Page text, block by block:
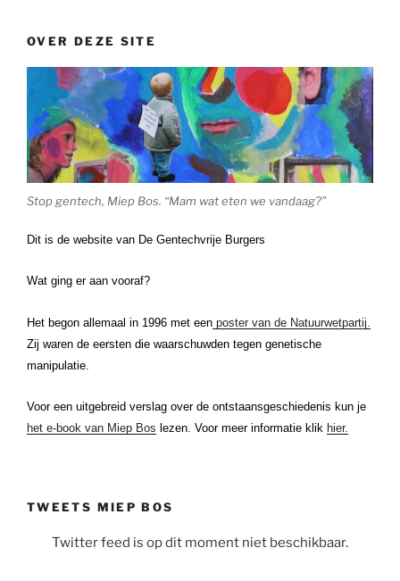
OVER DEZE SITE
Stop gentech, Miep Bos. “Mam wat eten we vandaag?”
Dit is de website van De Gentechvrije Burgers
Wat ging er aan vooraf?
Het begon allemaal in 1996 met een poster van de Natuurwetpartij.
Zij waren de eersten die waarschuwden tegen genetische
manipulatie.
Voor een uitgebreid verslag over de ontstaansgeschiedenis kun je
het e-book van Miep Bos lezen. Voor meer informatie klik hier.
TWEETS MIEP BOS
Twitter feed is op dit moment niet beschikbaar.